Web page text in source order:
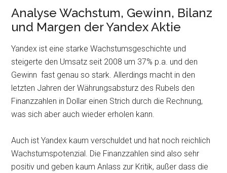
Analyse Wachstum, Gewinn, Bilanz
und Margen der Yandex Aktie
Yandex ist eine starke Wachstumsgeschichte und
steigerte den Umsatz seit 2008 um 37% p.a. und den
Gewinn fast genau so stark. Allerdings macht in den
letzten Jahren der Währungsabsturz des Rubels den
Finanzzahlen in Dollar einen Strich durch die Rechnung,
was sich aber auch wieder erholen kann.
Auch ist Yandex kaum verschuldet und hat noch reichlich
Wachstumspotenzial. Die Finanzzahlen sind also sehr
positiv und geben kaum Anlass zur Kritik, außer dass die